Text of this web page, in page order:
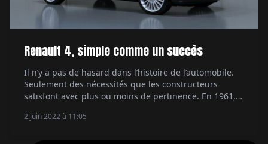
Renault 4, simple comme un succès
Il n’y a pas de hasard dans l’histoire de l’automobile.
Seulement des nécessités que les constructeurs
satisfont avec plus ou moins de pertinence. En 1961,
qu’on leur proposât une voiture aussi simple et
2 juin 2022 à 11:05